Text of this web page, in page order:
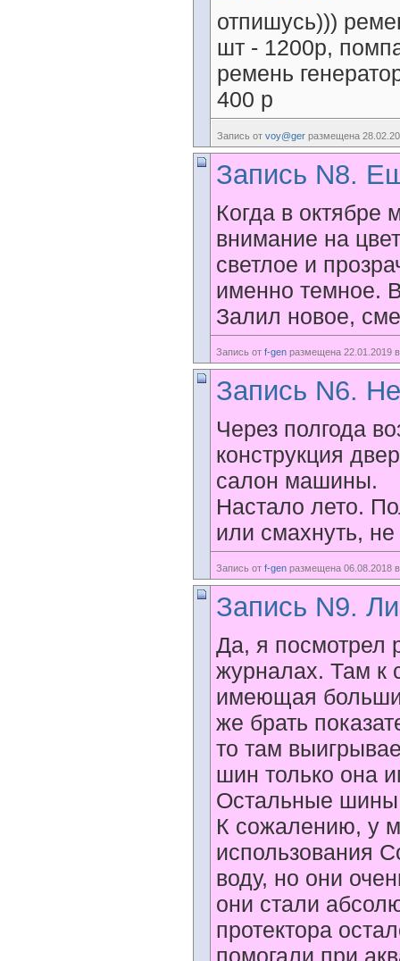
отпишусь)))
шт - 1200р,
ремень
400 р
Запись от voy@ger размещена
Запись N8.
Когда в октябре
внимание на
светлое и
именно темное.
Залил новое,
Запись от f-gen размещена 22.01.2019
Запись N6.
Через полгода
конструкция
салон машины.
Настало лето.
или смахнуть,
Запись от f-gen размещена 06.08.2018
Запись N9.
Да, я посмотрел
журналах. Там к
имеющая
же брать
то там
шин только она
Остальные шины
К сожалению, у
использования
воду, но они
они стали
протектора
помогали при